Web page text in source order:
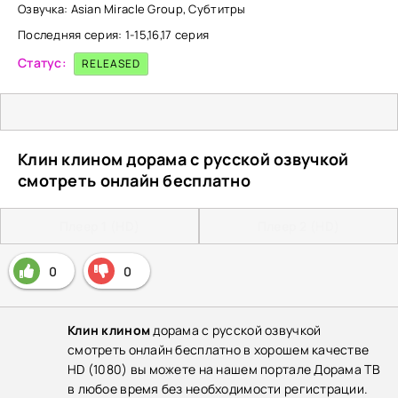
Озвучка: Asian Miracle Group, Субтитры
Последняя серия: 1-15,16,17 серия
Статус: RELEASED
Клин клином дорама с русской озвучкой
смотреть онлайн бесплатно
0 0
Клин клиномдорама с русской озвучкой
смотреть онлайн бесплатно в хорошем качестве
HD (1080) вы можете на нашем портале Дорама ТВ
в любое время без необходимости регистрации.